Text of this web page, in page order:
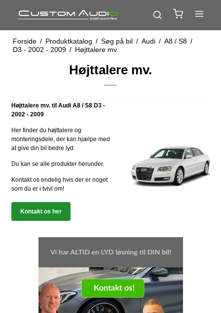
Forside / Produktkatalog / Søg på bil / Audi / A8 / S8 /
D3 - 2002 - 2009 / Højttalere mv.
Højttalere mv.
Højttalere mv. til Audi A8 / S8 D3 -
2002 - 2009
Her finder du højttalere og
monteringsdele, der kan hjælpe med
at give din bil bedre lyd.
Du kan se alle produkter herunder.
Kontakt os endelig hvis der er noget
som du er i tvivl om!
Kontakt os her